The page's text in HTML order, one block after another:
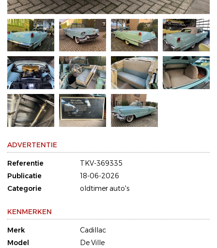
ADVERTENTIE
Referentie
TKV-369335
Publicatie
18-06-2026
Categorie
oldtimer auto's
KENMERKEN
Merk
Cadillac
Model
De Ville